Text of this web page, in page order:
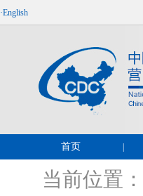
·English
首页
当前位置：